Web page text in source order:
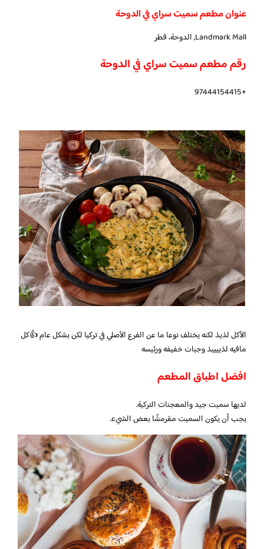
عنوان مطعم سميت سراي في الدوحة
Landmark Mall, الدوحة، قطر
رقم مطعم سميت سراي في الدوحة
+97444154415
الأكل لذيذ لكنه يختلف نوعا ما عن الفرع الأصلي في تركيا لكن بشكل عام 👍كل
مافيه لذييييذ وجبات خفيفه ورئيسه
افضل اطباق المطعم
لديها سميت جيد والمعجنات التركية.
يجب أن يكون السميت مقرمشًا بعض الشيء.